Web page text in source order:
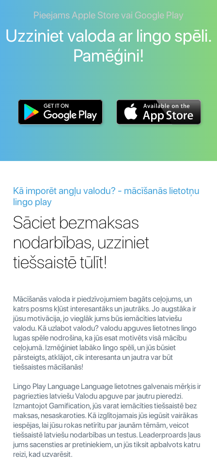
Pieejams Apple Store vai Google Play
Uzziniet valoda ar lingo spēli.
Pamēģini!
Kā imporēt angļu valodu? - mācīšanās lietotņu
lingo play
Sāciet bezmaksas
nodarbības, uzziniet
tiešsaistē tūlīt!
Mācīšanās valoda ir piedzīvojumiem bagāts ceļojums, un
katrs posms kļūst interesantāks un jautrāks. Jo augstāka ir
jūsu motivācija, jo vieglāk jums būs iemācīties latviešu
valodu. Kā uzlabot valodu? valodu apguves lietotnes lingo
lugas spēle nodrošina, ka jūs esat motivēts visā mācību
ceļojumā. Izmēģiniet labāko lingo spēli, un jūs būsiet
pārsteigts, atklājot, cik interesanta un jautra var būt
tiešsaistes mācīšanās!
Lingo Play Language Language lietotnes galvenais mērķis ir
pagriezties latviešu Valodu apguve par jautru pieredzi.
Izmantojot Gamification, jūs varat iemācīties tiešsaistē bez
maksas, nesaskaroties. Kā izglītojamais jūs iegūsit vairākas
iespējas, lai jūsu rokas netīrītu par jaunām tēmām, veicot
tiešsaistē latviešu nodarbības un testus. Leaderproards ļaus
jums sacensties ar pretiniekiem, un jūs tiksit apbalvots katru
reizi, kad uzvarēsit.